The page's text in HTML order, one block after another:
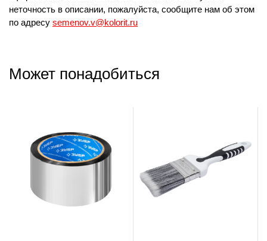
неточность в описании, пожалуйста, сообщите нам об этом
по адресу semenov.v@kolorit.ru
Может понадобиться